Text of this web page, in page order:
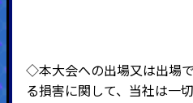
◇本大会への出場又は出場
る損害に関して、当社は一